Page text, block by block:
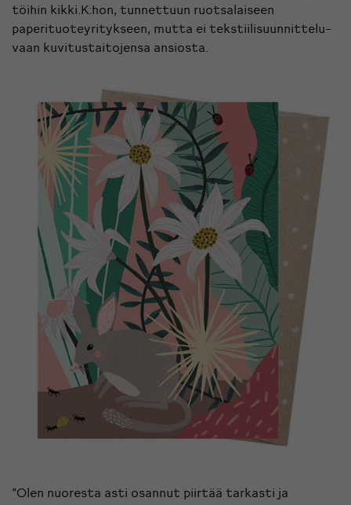
töihin kikki.K:hon, tunnettuun ruotsalaiseen
paperituoteyritykseen, mutta ei tekstiilisuunnittelu-
vaan kuvitustaitojensa ansiosta.
”Olen nuoresta asti osannut piirtää tarkasti ja